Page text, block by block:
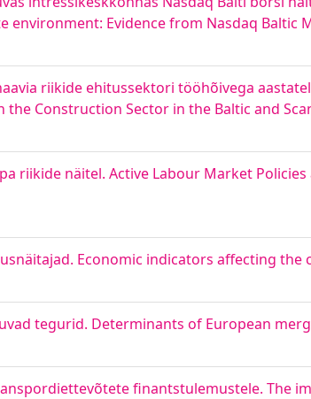
Evidence from Nasdaq Baltic
riikide ehitussektori tööhõivega
Construction Sector in the Baltic and
riikide näitel. Active Labour Market
Economic indicators affecting the
tegurid. Determinants of European
finantstulemustele. The